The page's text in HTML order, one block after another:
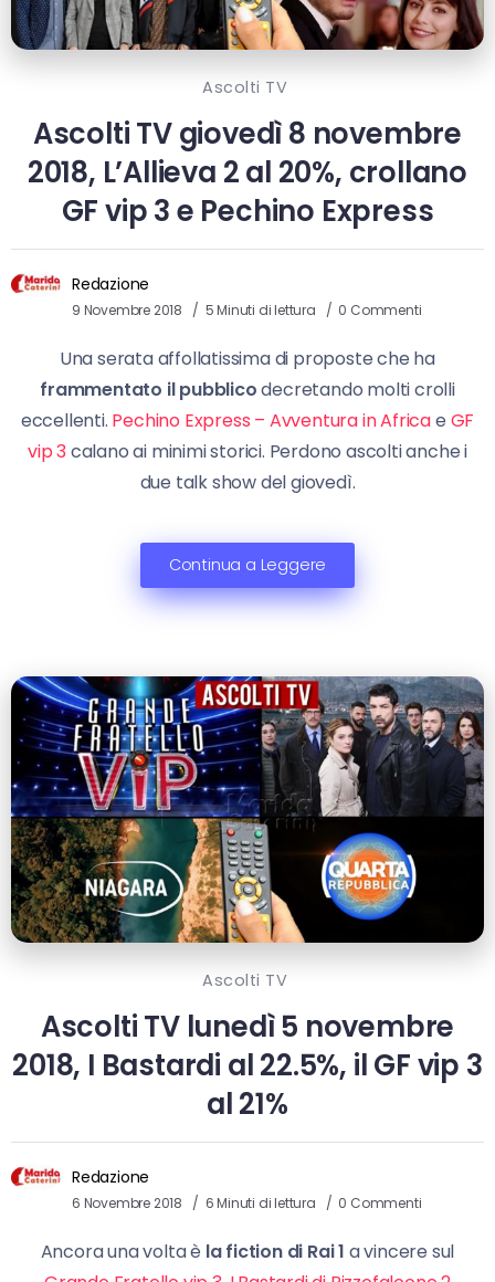
Ascolti TV
Ascolti TV giovedì 8 novembre
2018, L’Allieva 2 al 20%, crollano
GF vip 3 e Pechino Express
Redazione
9 Novembre 2018 5 Minuti di lettura 0 Commenti
Una serata affollatissima di proposte che ha
frammentato il pubblicodecretando molti crolli
eccellenti. Pechino Express – Avventura in Africae GF
vip 3calano ai minimi storici. Perdono ascolti anche i
due talk show del giovedì.
Continua a Leggere
Ascolti TV
Ascolti TV lunedì 5 novembre
2018, I Bastardi al 22.5%, il GF vip 3
al 21%
Redazione
6 Novembre 2018 6 Minuti di lettura 0 Commenti
Ancora una volta è la fiction di Rai 1 a vincere sul